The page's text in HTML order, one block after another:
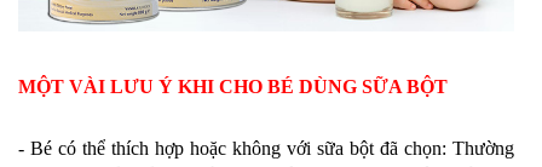
MỘT VÀI LƯU Ý KHI CHO BÉ DÙNG SỮA BỘT
- Bé có thể thích hợp hoặc không với sữa bột đã chọn: Thường